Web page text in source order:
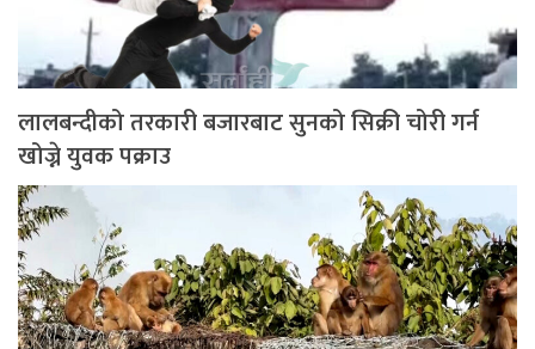
लालबन्दीको तरकारी बजारबाट सुनको सिक्री चोरी गर्न
खोज्ने युवक पक्राउ